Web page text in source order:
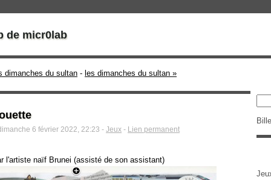
de micr0lab
dimanches du sultan - les dimanches du sultan »
6 février 2022, 22:23 - Jeux - Lien permanent
l'artiste naïf Brunei (assisté de son assistant)